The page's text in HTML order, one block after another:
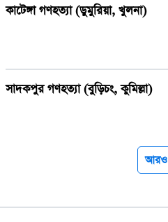
কাটেঙ্গা গণহত্যা (ডুমুরিয়া, খুলনা)
সাদকপুর গণহত্যা (বুড়িচং, কুমিল্লা)
আরও